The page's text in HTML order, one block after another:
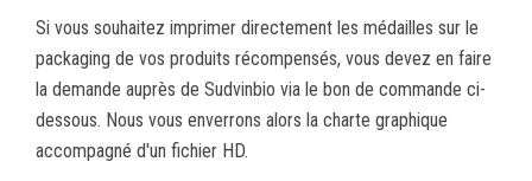
Si vous souhaitez imprimer directement les médailles sur le
packaging de vos produits récompensés, vous devez en faire
la demande auprès de Sudvinbio via le bon de commande ci-
dessous. Nous vous enverrons alors la charte graphique
accompagné d'un fichier HD.